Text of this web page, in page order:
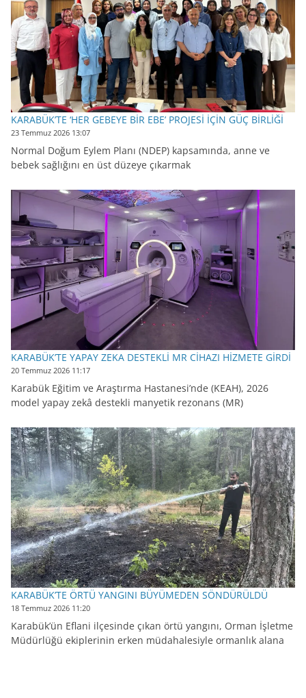
KARABÜK’TE ‘HER GEBEYE BİR EBE’ PROJESİ İÇİN GÜÇ BİRLİĞİ
23 Temmuz 2026 13:07
Normal Doğum Eylem Planı (NDEP) kapsamında, anne ve
bebek sağlığını en üst düzeye çıkarmak
KARABÜK’TE YAPAY ZEKA DESTEKLİ MR CİHAZI HİZMETE GİRDİ
20 Temmuz 2026 11:17
Karabük Eğitim ve Araştırma Hastanesi’nde (KEAH), 2026
model yapay zekâ destekli manyetik rezonans (MR)
KARABÜK’TE ÖRTÜ YANGINI BÜYÜMEDEN SÖNDÜRÜLDÜ
18 Temmuz 2026 11:20
Karabük’ün Eflani ilçesinde çıkan örtü yangını, Orman İşletme
Müdürlüğü ekiplerinin erken müdahalesiyle ormanlık alana